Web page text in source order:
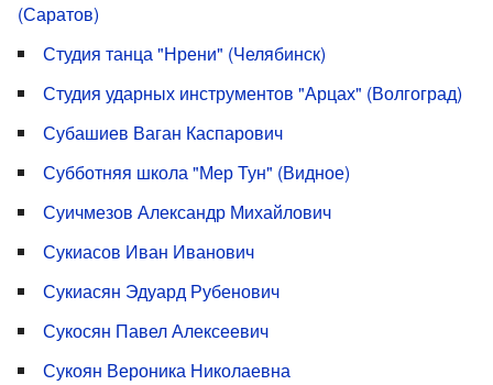
(Саратов)
Студия танца "Нрени" (Челябинск)
Студия ударных инструментов "Арцах" (Волгоград)
Субашиев Ваган Каспарович
Субботняя школа "Мер Тун" (Видное)
Суичмезов Александр Михайлович
Сукиасов Иван Иванович
Сукиасян Эдуард Рубенович
Сукосян Павел Алексеевич
Сукоян Вероника Николаевна